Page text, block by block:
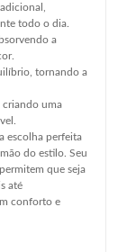
todo o dia.
a
tornando a
criando uma
escolha perfeita
do estilo. Seu
que seja
até
conforto e